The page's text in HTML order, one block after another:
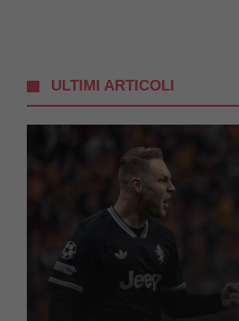
ULTIMI ARTICOLI